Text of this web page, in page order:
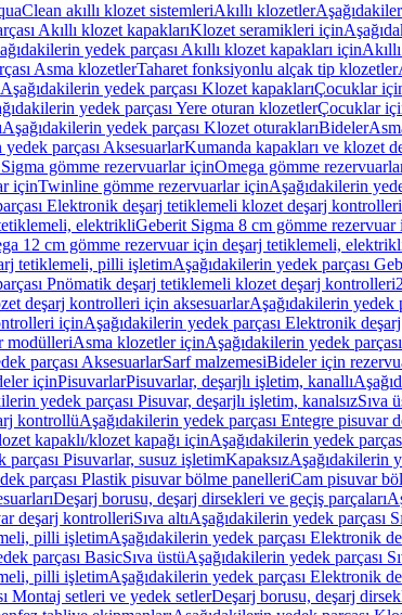
akıllı klozet sistemleriAkıllı klozetler
Akıllı klozet kapaklarıKlozet seramikleri için
yedek parçası Akıllı klozet kapakları için
Asma klozetlerTaharet fonksiyonlu alçak tip klozetler
Aşağıdakilerin yedek parçası Klozet kapaklarıÇocuklar
yedek parçası Yere oturan klozetlerÇocuklar
Aşağıdakilerin yedek parçası Klozet oturaklarıBideler
parçası AksesuarlarKumanda kapakları ve klozet
gömme rezervuarlar içinOmega gömme
içinTwinline gömme rezervuarlar içinAşağıdakilerin
Elektronik deşarj tetiklemeli klozet deşarj kontrolleri
elektrikliGeberit Sigma 8 cm gömme
12 cm gömme rezervuar için deşarj tetiklemeli,
tetiklemeli, pilli işletimAşağıdakilerin yedek parçası
Pnömatik deşarj tetiklemeli klozet deşarj kontrolleri
deşarj kontrolleri için aksesuarlarAşağıdakilerin yedek
içinAşağıdakilerin yedek parçası Elektronik
modülleriAsma klozetler içinAşağıdakilerin yedek
parçası AksesuarlarSarf malzemesiBideler için
içinPisuvarlarPisuvarlar, deşarjlı işletim, kanallı
yedek parçası Pisuvar, deşarjlı işletim, kanalsızSıva
kontrollüAşağıdakilerin yedek parçası Entegre pisuvar
kapaklı/klozet kapağı içinAşağıdakilerin yedek
parçası Pisuvarlar, susuz işletimKapaksızAşağıdakilerin
parçası Plastik pisuvar bölme panelleriCam pisuvar
Deşarj borusu, deşarj dirsekleri ve geçiş parçaları
deşarj kontrolleriSıva altıAşağıdakilerin yedek parçası
pilli işletimAşağıdakilerin yedek parçası Elektronik
parçası BasicSıva üstüAşağıdakilerin yedek parçası
pilli işletimAşağıdakilerin yedek parçası Elektronik
Montaj setleri ve yedek setlerDeşarj borusu, deşarj